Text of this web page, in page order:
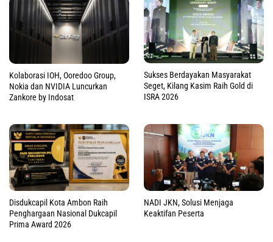
Kolaborasi IOH, Ooredoo Group,
Nokia dan NVIDIA Luncurkan
Zankore by Indosat
Sukses Berdayakan Masyarakat
Seget, Kilang Kasim Raih Gold di
ISRA 2026
Disdukcapil Kota Ambon Raih
Penghargaan Nasional Dukcapil
Prima Award 2026
NADI JKN, Solusi Menjaga
Keaktifan Peserta